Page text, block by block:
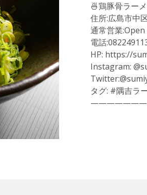
🍜鶏豚骨ラー
住所:広島市中
通常営業:Open
電話
HP: https://
Instagram:
タグ: #隅吉ラ